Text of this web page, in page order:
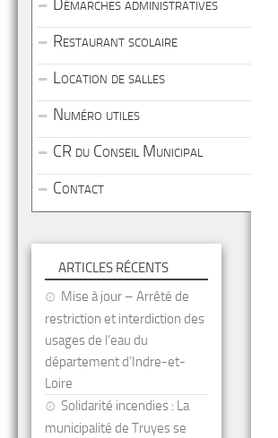
Démarches administratives
Restaurant scolaire
Location de salles
Numéro utiles
CR du Conseil Municipal
Contact
ARTICLES RÉCENTS
Mise à jour – Arrêté de
restriction et interdiction des
usages de l’eau du
département d’Indre-et-
Loire
Solidarité incendies : La
municipalité de Truyes se